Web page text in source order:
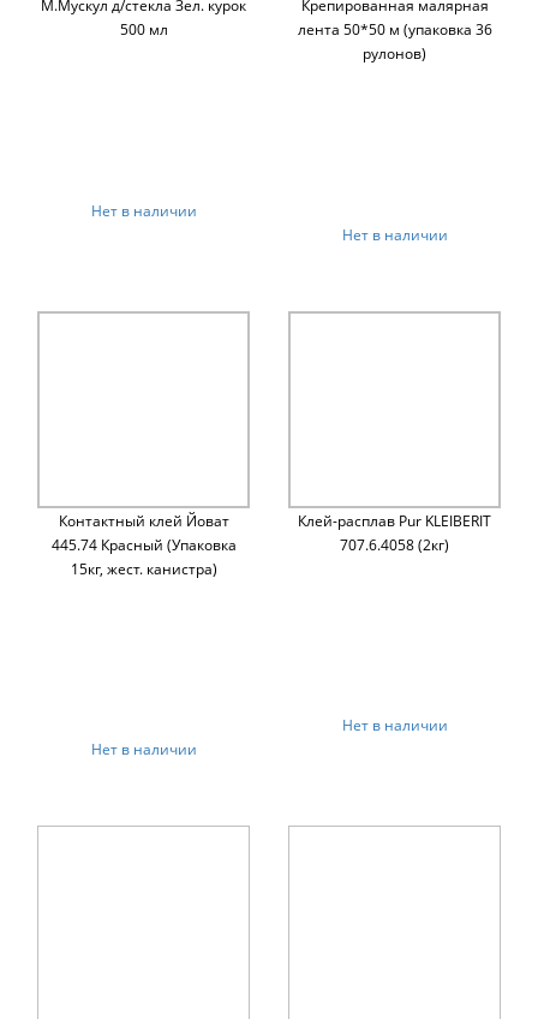
М.Мускул д/стекла Зел. курок
500 мл
Нет в наличии
Крепированная малярная
лента 50*50 м (упаковка 36
рулонов)
Нет в наличии
Контактный клей Йоват
445.74 Красный (Упаковка
15кг, жест. канистра)
Нет в наличии
Клей-расплав Pur KLEIBERIT
707.6.4058 (2кг)
Нет в наличии